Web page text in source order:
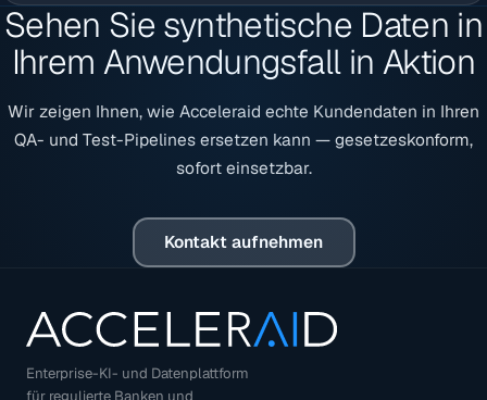
Sehen Sie synthetische Daten in
Ihrem Anwendungsfall in Aktion
Wir zeigen Ihnen, wie Acceleraid echte Kundendaten in Ihren
QA- und Test-Pipelines ersetzen kann — gesetzeskonform,
sofort einsetzbar.
Kontakt aufnehmen
Enterprise-KI- und Datenplattform
für regulierte Banken und